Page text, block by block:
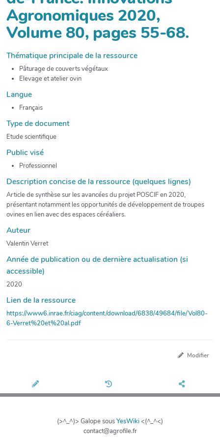
Agronomiques 2020,
Volume 80, pages 55-68.
Thématique principale de la ressource
Pâturage de couverts végétaux
Elevage et atelier ovin
Langue
Français
Type de document
Etude scientifique
Public visé
Professionnel
Description concise de la ressource (quelques lignes)
Article de synthèse sur les avancées du projet POSCIF en 2020,
présentant notamment les opportunités de développement de troupes
ovines en lien avec des espaces céréaliers.
Auteur
Valentin Verret
Année de publication ou de dernière actualisation (si
accessible)
2020
Lien de la ressource
https://www6.inrae.fr/ciag/content/download/6838/49684/file/Vol80-
6-Verret%20et%20al.pdf
Modifier
(>^_^)> Galope sousYesWiki<(^_^<)
contact@agrofile.fr